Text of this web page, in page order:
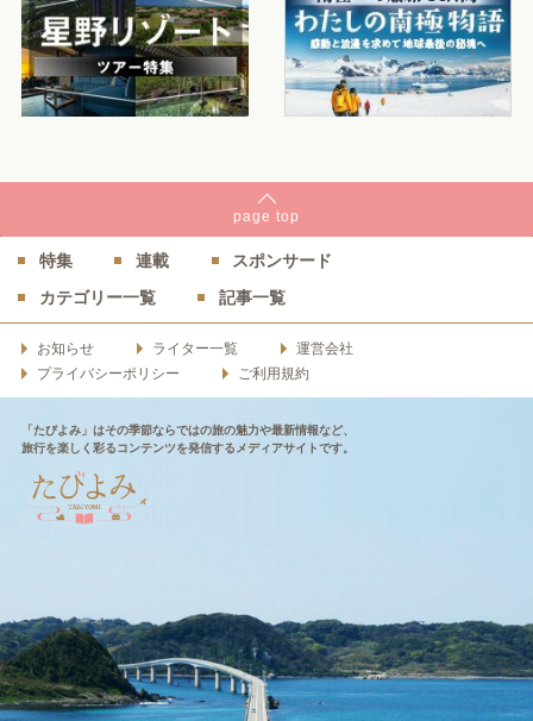
page top
特集 連載
スポンサード
カテゴリー一覧
記事一覧
お知らせ ライター一覧
運営会社
プライバシーポリシー
ご利用規約
「たびよみ」はその季節ならではの旅の魅力や最新情報など、
旅行を楽しく彩るコンテンツを発信するメディアサイトです。